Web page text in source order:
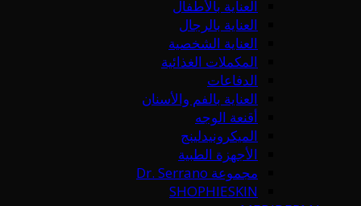
العناية بالأطفال
العناية بالرجال
العناية الشخصية
المكملات الغذائية
الدفاعات
العناية بالفم والأسنان
أقنعة الوجه
الميكرونيدلينج
الأجهزة الطبية
مجموعة Dr. Serrano
SHOPHIESKIN